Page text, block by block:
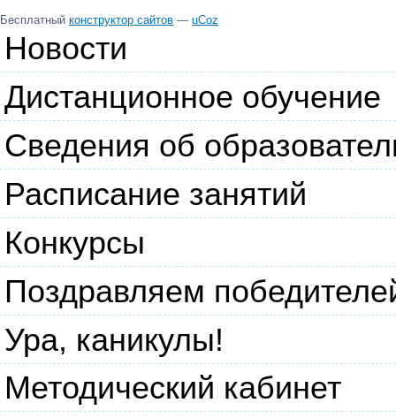
Бесплатный конструктор сайтов — uCoz
Новости
Дистанционное обучение
Сведения об
Расписание занятий
Конкурсы
Поздравляем
Ура, каникулы!
Методический кабинет